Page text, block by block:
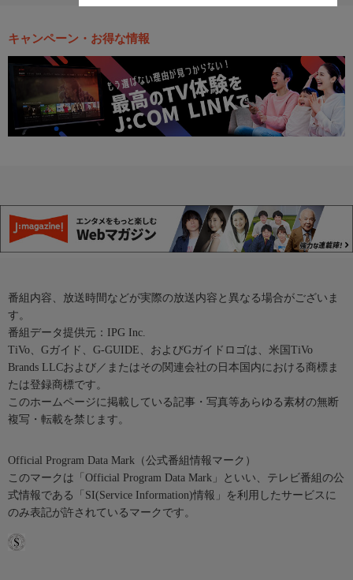
キャンペーン・お得な情報
番組内容、放送時間などが実際の放送内容と異なる場合がございま
す。
番組データ提供元：IPG Inc.
TiVo、Gガイド、G-GUIDE、およびGガイドロゴは、米国TiVo
Brands LLCおよび／またはその関連会社の日本国内における商標ま
たは登録商標です。
このホームページに掲載している記事・写真等あらゆる素材の無断
複写・転載を禁じます。
Official Program Data Mark（公式番組情報マーク）
このマークは「Official Program Data Mark」といい、テレビ番組の公
式情報である「SI(Service Information)情報」を利用したサービスに
のみ表記が許されているマークです。